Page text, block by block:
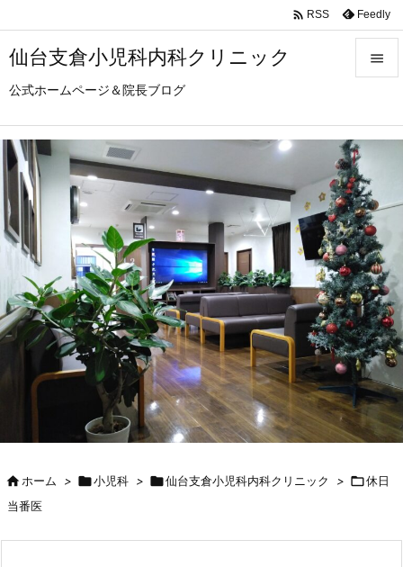
仙台支倉小児科内科クリニック
公式ホームページ＆院長ブログ



前へ

次へ

検索
 RSS Feedly
ホーム > 小児科 > 仙台支倉小児科内科クリニック > 休日
当番医